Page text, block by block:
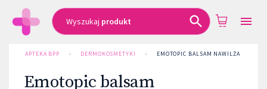
Wyszukaj produkt
APTEKA BPP › DERMOKOSMETYKI › EMOTOPIC BALSAM NAWILŻAJĄCO-
Emotopic balsam